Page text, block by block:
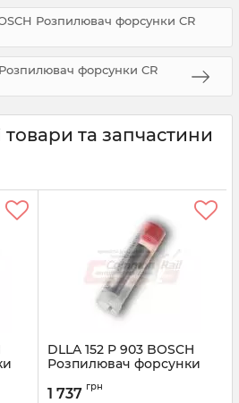
Розпилювач форсунки CR
Розпилювач форсунки CR
та запчастини
DLLA 152 P 903 BOSCH
Розпилювач форсунки
Артикул:
1 737 грн